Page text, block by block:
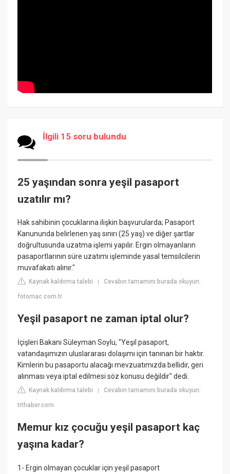
İlgili 15 soru bulundu
25 yaşından sonra yeşil pasaport
uzatılır mı?
Hak sahibinin çocuklarına ilişkin başvurularda; Pasaport
Kanununda belirlenen yaş sınırı (25 yaş) ve diğer şartlar
doğrultusunda uzatma işlemi yapılır. Ergin olmayanların
pasaportlarının süre uzatımı işleminde yasal temsilcilerin
muvafakatı alınır."
Kaynak kaldırma talebi |Cevabın tamamını burada okuyun:
fotomac.com.tr
Yeşil pasaport ne zaman iptal olur?
İçişleri Bakanı Süleyman Soylu, "Yeşil pasaport,
vatandaşımızın uluslararası dolaşımı için tanınan bir haktır.
Kimlerin bu pasaportu alacağı mevzuatımızda bellidir, geri
alınması veya iptal edilmesi söz konusu değildir" dedi.
Kaynak kaldırma talebi |Cevabın tamamını burada okuyun:
trthaber.com
Memur kız çocuğu yeşil pasaport kaç
yaşına kadar?
1- Ergin olmayan çocuklar için yeşil pasaport